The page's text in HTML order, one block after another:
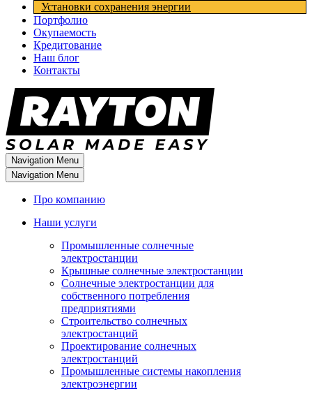
Установки cохранения энергии
Портфолио
Окупаемость
Кредитование
Наш блог
Контакты
Navigation Menu
Navigation Menu
Про компанию
Наши услуги
Промышленные солнечные
электростанции
Крышные солнечные электростанции
Солнечные электростанции для
собственного потребления
предприятиями
Строительство солнечных
электростанций
Проектирование солнечных
электростанций
Промышленные системы накопления
электроэнергии